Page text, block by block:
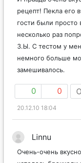
рецепт! Пекла его
гости были просто
несколько раз
З.Ы. С тестом у
немного больше
замешивалось.
0 0
20.12.10 18:04
Linnu
Очень-очень